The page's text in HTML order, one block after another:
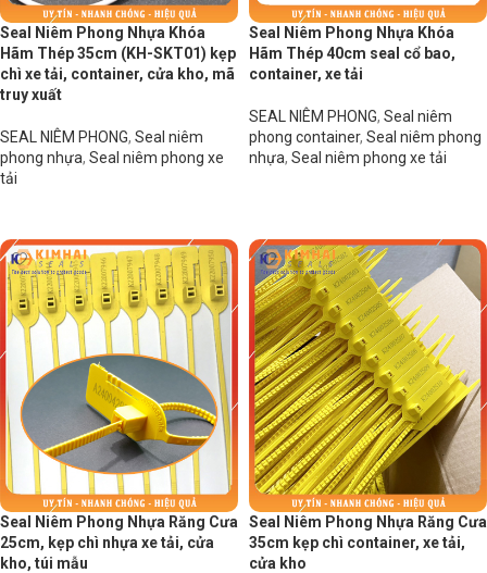
Seal Niêm Phong Nhựa Khóa
Hãm Thép 35cm (KH-SKT01) kẹp
chì xe tải, container, cửa kho, mã
truy xuất
SEAL NIÊM PHONG, Seal niêm
phong nhựa, Seal niêm phong xe
tải
Seal Niêm Phong Nhựa Khóa
Hãm Thép 40cm seal cổ bao,
container, xe tải
SEAL NIÊM PHONG, Seal niêm
phong container, Seal niêm phong
nhựa, Seal niêm phong xe tải
Seal Niêm Phong Nhựa Răng Cưa
25cm, kẹp chì nhựa xe tải, cửa
kho, túi mẫu
Seal Niêm Phong Nhựa Răng Cưa
35cm kẹp chì container, xe tải,
cửa kho